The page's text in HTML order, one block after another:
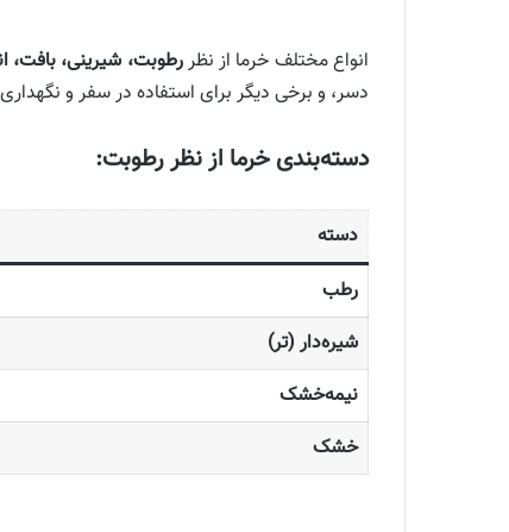
انواع مختلف خرما از نظررطوبت، شیرینی، بافت،
دسر، و برخی دیگر برای استفاده در سفر و
دسته‌بندی خرما از نظر رطوبت:
دسته
رطب
شیره‌دار (تر)
نیمه‌خشک
خشک